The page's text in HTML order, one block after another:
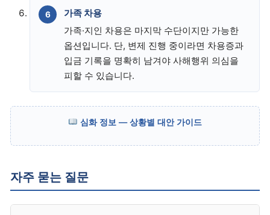
가족 차용
가족·지인 차용은 마지막 수단이지만 가능한
옵션입니다. 단, 변제 진행 중이라면 차용증과
입금 기록을 명확히 남겨야 사해행위 의심을
피할 수 있습니다.
심화 정보 — 상황별 대안 가이드
자주 묻는 질문